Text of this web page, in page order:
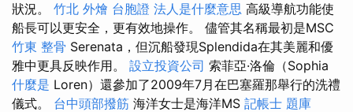
狀況。 竹北 外燴 台胞證 法人是什麼意思 高級導航功能使
船長可以更安全，更有效地操作。 儘管其名稱最初是MSC
竹東 整骨 Serenata，但沉船發現Splendida在其美麗和優
雅中更具反映作用。 設立投資公司 索菲亞·洛倫（Sophia
什麼是 Loren）還參加了2009年7月在巴塞羅那舉行的洗禮
儀式。 台中頭部撥筋 海洋女士是海洋MS 記帳士 題庫